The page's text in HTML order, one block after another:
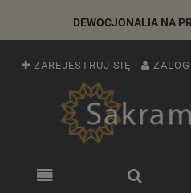
DEWOCJONALIA NA
ZAREJESTRUJ SIĘ